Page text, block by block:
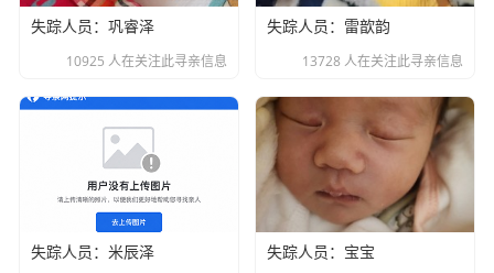
失踪人员：巩睿泽
10925 人在关注此寻亲信息
失踪人员：雷歆韵
13728 人在关注此寻亲信息
失踪人员：米辰泽 失踪人员：宝宝